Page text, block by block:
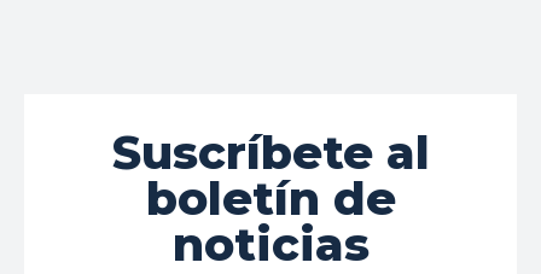
Suscríbete al
boletín de
noticias